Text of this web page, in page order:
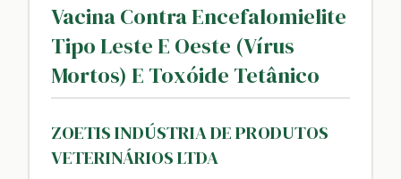
Vacina Contra Encefalomielite
Tipo Leste E Oeste (Vírus
Mortos) E Toxóide Tetânico
ZOETIS INDÚSTRIA DE PRODUTOS
VETERINÁRIOS LTDA